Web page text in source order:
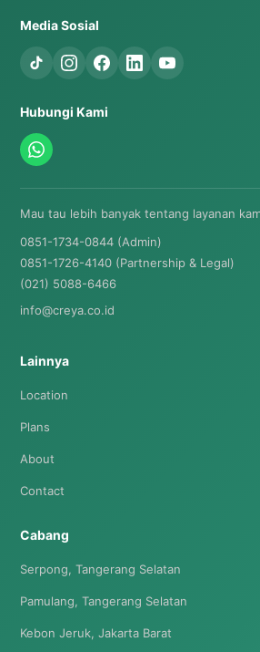
Media Sosial
Hubungi Kami
Mau tau lebih banyak tentang layanan
0851-1734-0844 (Admin)
0851-1726-4140 (Partnership & Legal)
(021) 5088-6466
info@creya.co.id
Lainnya
Location
Plans
About
Contact
Cabang
Serpong, Tangerang Selatan
Pamulang, Tangerang Selatan
Kebon Jeruk, Jakarta Barat